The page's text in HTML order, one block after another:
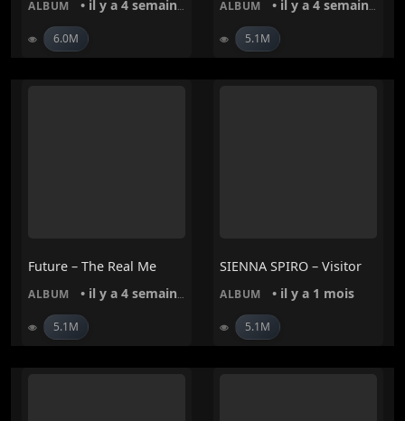
ALBUM • il y a 4 semaines
6.0M
ALBUM • il y a 4 semaines
5.1M
Future – The Real Me
ALBUM • il y a 4 semaines
5.1M
SIENNA SPIRO – Visitor
ALBUM • il y a 1 mois
5.1M